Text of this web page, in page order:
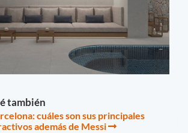
también
cuáles son sus principales
además de Messi